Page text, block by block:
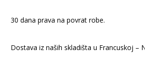
30 dana prava na povrat robe.
Dostava iz naših skladišta u Francuskoj –